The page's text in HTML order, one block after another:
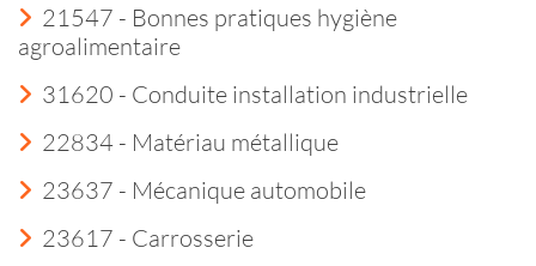
21547 - Bonnes pratiques hygiène
agroalimentaire
31620 - Conduite installation industrielle
22834 - Matériau métallique
23637 - Mécanique automobile
23617 - Carrosserie